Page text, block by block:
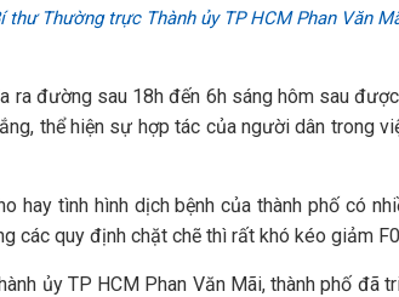
thư Thường trực Thành ủy TP HCM Phan Văn
ra đường sau 18h đến 6h sáng hôm sau
thể hiện sự hợp tác của người dân trong
hay tình hình dịch bệnh của thành phố có
các quy định chặt chẽ thì rất khó kéo giảm
ủy TP HCM Phan Văn Mãi, thành phố đã